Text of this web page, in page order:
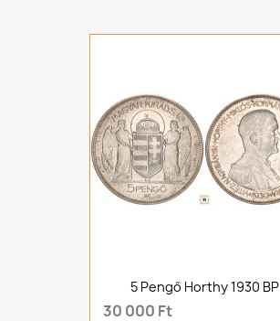
5 Pengő Horthy 1930 BP
30 000 Ft